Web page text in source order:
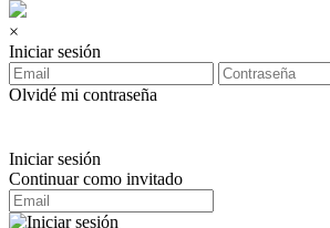
×
Iniciar sesión
Olvidé mi contraseña
Iniciar sesión
Continuar como invitado